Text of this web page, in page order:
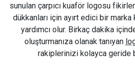
sunulan çarpıcı kuaför logosu
dükkanları için ayırt edici bir
yardımcı olur. Birkaç dakika
oluşturmanıza olanak tanıyan
rakiplerinizi kolayca geride